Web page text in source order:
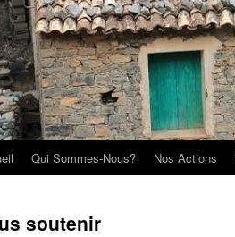
Qui Sommes-Nous? Nos Actions
soutenir